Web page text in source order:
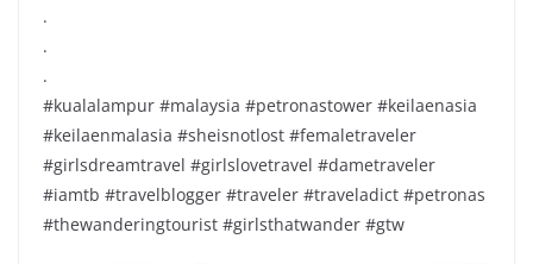
.
.
.
#kualalampur #malaysia #petronastower #keilaenasia
#keilaenmalasia #sheisnotlost #femaletraveler
#girlsdreamtravel #girlslovetravel #dametraveler
#iamtb #travelblogger #traveler #traveladict #petronas
#thewanderingtourist #girlsthatwander #gtw